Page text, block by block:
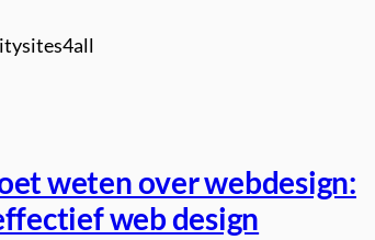
weten over webdesign:
web design